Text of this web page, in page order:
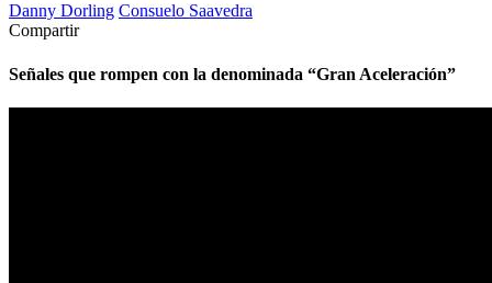
Danny Dorling Consuelo Saavedra
Compartir
Señales que rompen con la denominada “Gran Aceleración”